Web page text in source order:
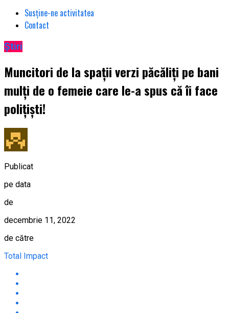
Susține-ne activitatea
Contact
Știri
Muncitori de la spații verzi păcăliți pe bani
mulți de o femeie care le-a spus că îi face
polițiști!
Publicat
pe data
de
decembrie 11, 2022
de către
Total Impact